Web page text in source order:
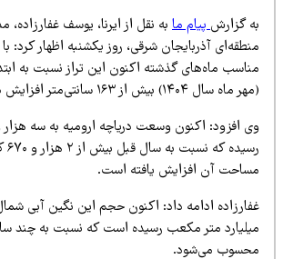
گزارشپیام مابه نقل از ایرنا، یوسف غفارزاده،
آذربایجان شرقی، روز یکشنبه اظهار کرد: با توجه
ماه‌های گذشته اکنون این تراز نسبت به ابتدای
سال ۱۴۰۴) بیش از ۱۶۳ سانتی‌متر افزایش دارد.
رسیده که نسبت به سال قبل بیش
آن افزایش یافته است.
متر مکعب رسیده است که نسبت به چند سال
می‌شود.